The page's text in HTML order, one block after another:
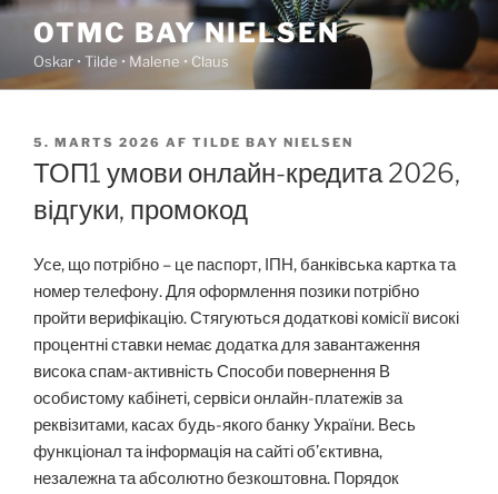
Videre
indhold
OTMC BAY NIELSEN
Oskar • Tilde • Malene • Claus
UDGIVET
DEN
5. MARTS 2026 AF TILDE BAY NIELSEN
ТОП1 умови онлайн-кредита 2026,
відгуки, промокод
Усе, що потрібно – це паспорт, ІПН, банківська картка та
номер телефону. Для оформлення позики потрібно
пройти верифікацію. Стягуються додаткові комісії високі
процентні ставки немає додатка для завантаження
висока спам-активність Способи повернення В
особистому кабінеті, сервіси онлайн-платежів за
реквізитами, касах будь-якого банку України. Весь
функціонал та інформація на сайті об’єктивна,
незалежна та абсолютно безкоштовна. Порядок